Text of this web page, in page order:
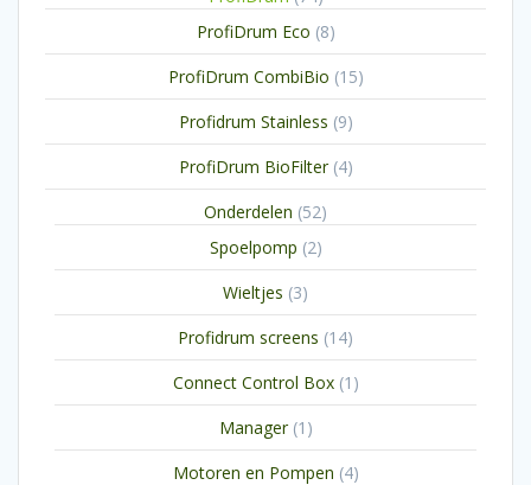
ProfiDrum Eco 88
producten
ProfiDrum CombiBio 1515
producten
Profidrum Stainless 99
producten
ProfiDrum BioFilter 44
producten
Onderdelen 5252
Spoelpomp 22
producten
Wieltjes 33
producten
Profidrum screens 1414
producten
Connect Control Box 1 1
product
Manager 1 1
product
Motoren en Pompen 44